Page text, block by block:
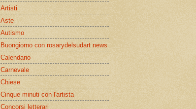
Artisti
Aste
Autismo
Buongiorno con rosarydelsudart news
Calendario
Carnevale
Chiese
Cinque minuti con l'artista
Concorsi letterari